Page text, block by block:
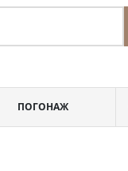
ПОГОНАЖ